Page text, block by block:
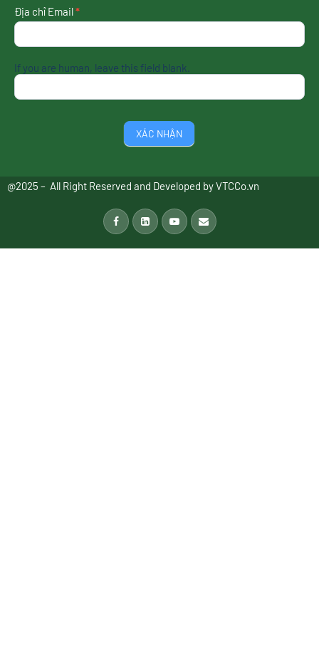
Địa chỉ Email*
If you are human, leave this field blank.
XÁC NHẬN
@2025 – All Right Reserved and Developed byVTCCo.vn